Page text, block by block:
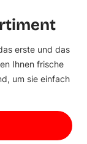
erste und das
Ihnen frische
um sie einfach